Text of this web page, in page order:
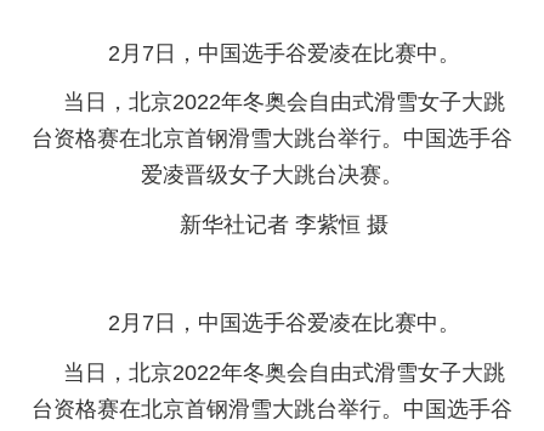
2月7日，中国选手谷爱凌在比赛中。
当日，北京2022年冬奥会自由式滑雪女子大跳
台资格赛在北京首钢滑雪大跳台举行。中国选手谷
爱凌晋级女子大跳台决赛。
新华社记者 李紫恒 摄
2月7日，中国选手谷爱凌在比赛中。
当日，北京2022年冬奥会自由式滑雪女子大跳
台资格赛在北京首钢滑雪大跳台举行。中国选手谷